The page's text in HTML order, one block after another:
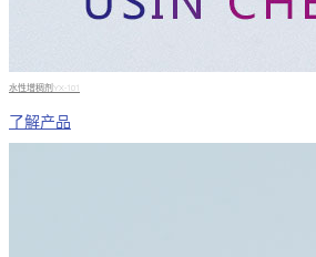
水性增稠剂YX-101
了解产品